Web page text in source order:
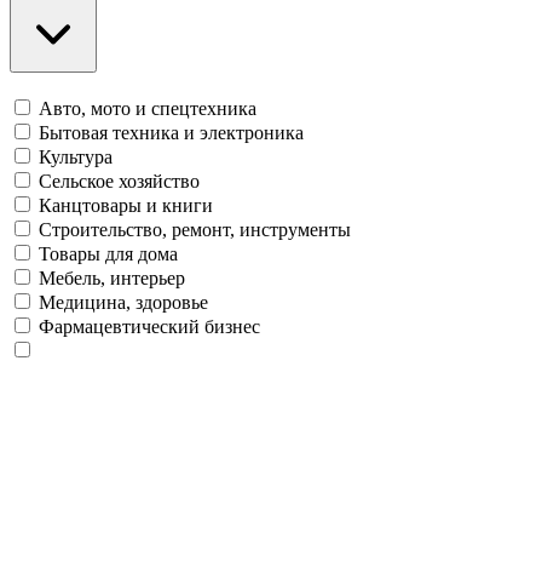
Авто, мото и спецтехника
Бытовая техника и электроника
Культура
Сельское хозяйство
Канцтовары и книги
Строительство, ремонт, инструменты
Товары для дома
Мебель, интерьер
Медицина, здоровье
Фармацевтический бизнес